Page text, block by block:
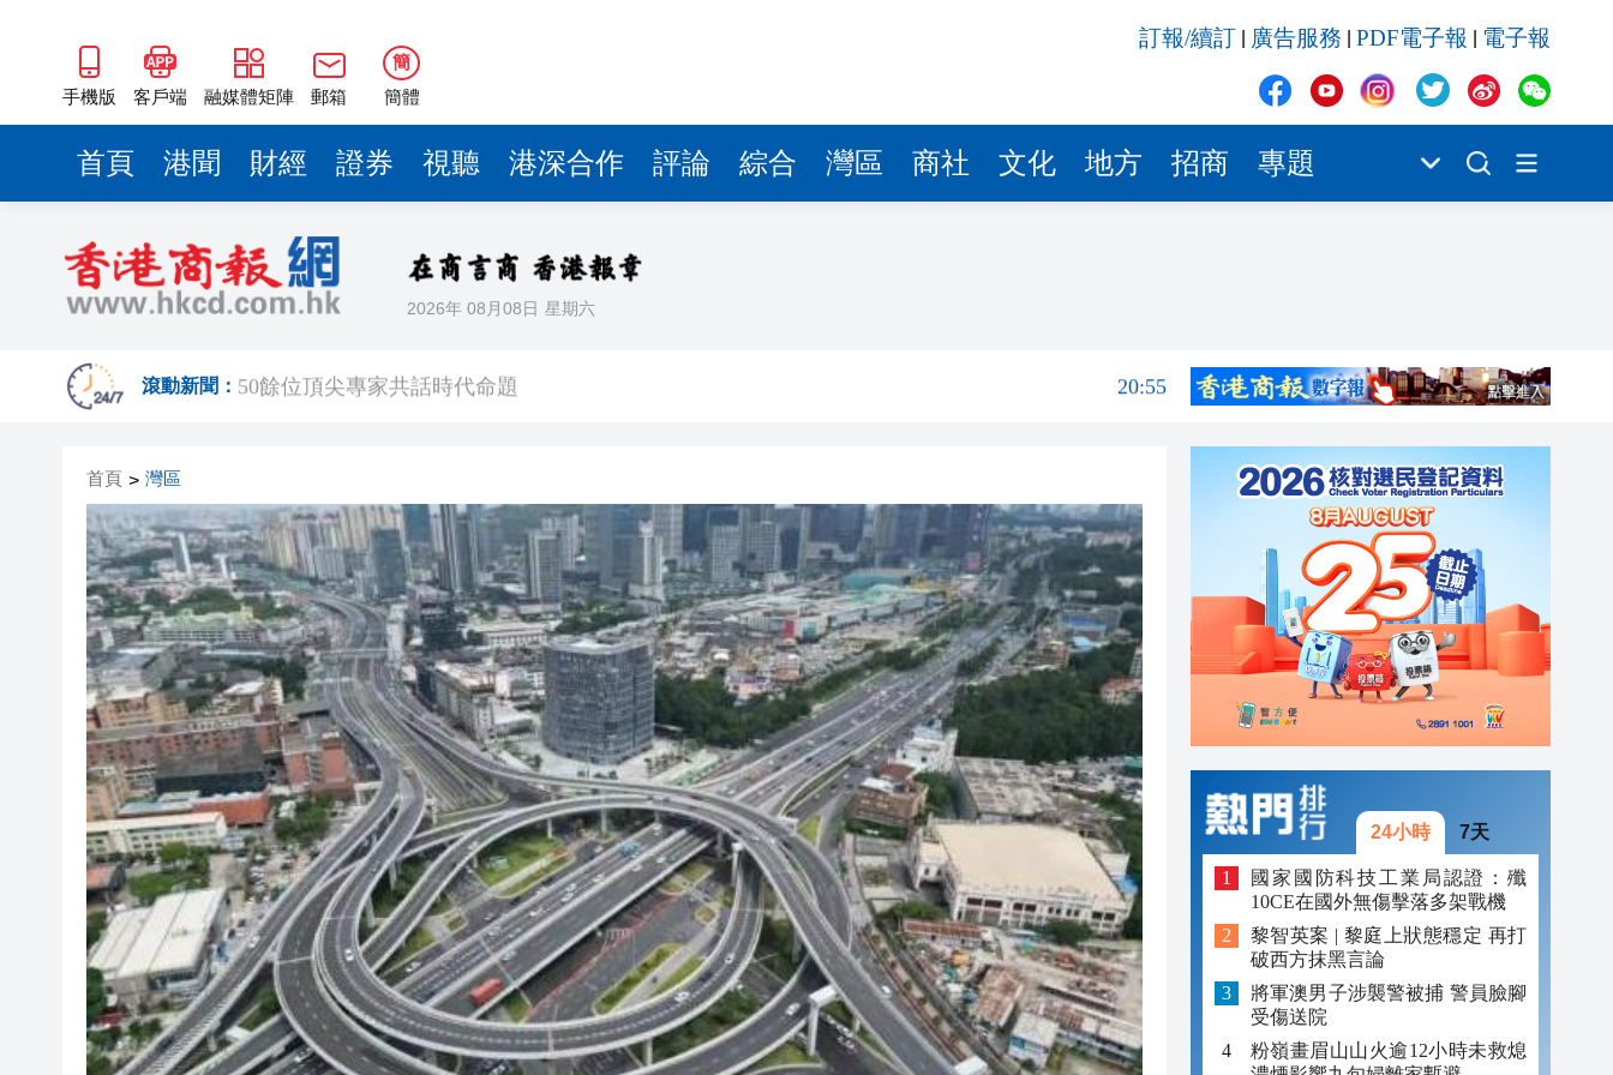
手機版 客戶端 融媒體矩陣 郵箱
簡
簡體
訂報/續訂 廣告服務 PDF電子報 電子報
首頁 港聞 財經 證券 視聽 港深合作 評論 綜合 灣區 商社 文化 地方 招商 專題
2026年 08月08日 星期六
滾動新聞：
海南澄邁文儒煥新升級 五組數據見證文儒沉香從傳統邁向現代
20:42
梁振英率港區全國政協委員考察團來瓊考察
2025年海南儋州以舊換新帶動消費約18億元
20:41
瀋陽鐵西校園閱讀活動解鎖閱讀新玩法
黎智英案｜吳良好：依法公正處理黎智英求情 罪證如山豈能妄想輕判
50餘位頂尖專家共話時代命題
20:55
2025年海南儋州以舊換新帶動消費約18億元
20:41
山東26戶省屬國企去年合計營收2.58萬億 利潤總額近936億
20:40
瀋陽鐵西校園閱讀活動解鎖閱讀新玩法
20:39
黎智英案｜吳良好：依法公正處理黎智英求情 罪證如山豈能妄想輕判
21:08
騰出更多時間專注做好宏福苑火災獨立委員會工作 李家超暫停3項公職委任
50餘位頂尖專家共話時代命題
20:55
海南澄邁文儒煥新升級 五組數據見證文儒沉香從傳統邁向現代
20:42
梁振英率港區全國政協委員考察團來瓊考察
20:42
2025年海南儋州以舊換新帶動消費約18億元
20:41
山東26戶省屬國企去年合計營收2.58萬億 利潤總額近936億
20:40
瀋陽鐵西校園閱讀活動解鎖閱讀新玩法
20:39
首頁 > 灣區
24小時 7天
國家國防科技工業局認證：殲
10CE在國外無傷擊落多架戰機
黎智英案 | 黎庭上狀態穩定 再打
破西方抹黑言論
將軍澳男子涉襲警被捕 警員臉腳
受傷送院
粉嶺畫眉山山火逾12小時未救熄